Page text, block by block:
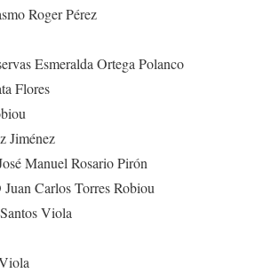
Roger Pérez
Esmeralda Ortega Polanco
Flores
Jiménez
Manuel Rosario Pirón
Carlos Torres Robiou
Viola